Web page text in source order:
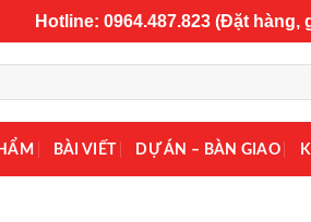
Hotline: 0964.487.823 (Đặt hàng,
BÀI VIẾT DỰ ÁN – BÀN GIAO